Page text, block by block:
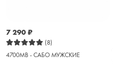
7 290 ₽
(8)
4700MB - САБО МУЖСКИЕ